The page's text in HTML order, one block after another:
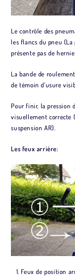
Le contrôle des
les flancs du pneu
présente pas de
La bande de
de témoin d’usure
Pour finir, la pression
visuellement correcte
suspension AR).
Les feux arrière:
Feux de position